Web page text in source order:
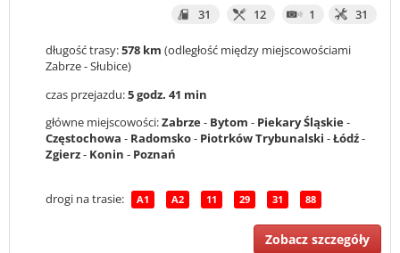
31
12 1 31
długość trasy:578 km (odległość między miejscowościami
Zabrze - Słubice)
czas przejazdu:5 godz. 41 min
główne miejscowości:Zabrze- Bytom - Piekary Śląskie-
Częstochowa - Radomsko- Piotrków Trybunalski -Łódź-
Zgierz- Konin - Poznań
drogi na trasie: A1 A2 11 29 31 88
Zobacz szczegóły